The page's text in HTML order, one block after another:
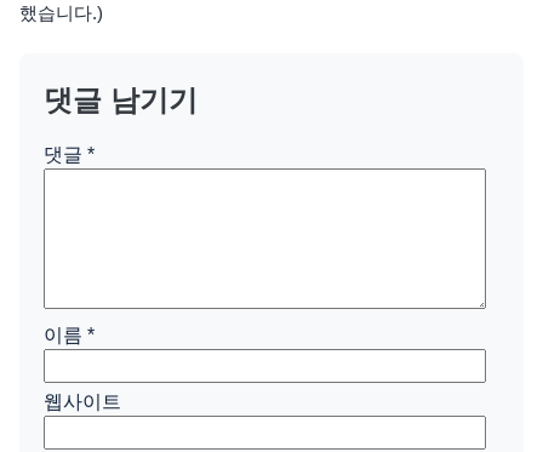
했습니다.)
댓글 남기기
댓글 *
이름 *
웹사이트